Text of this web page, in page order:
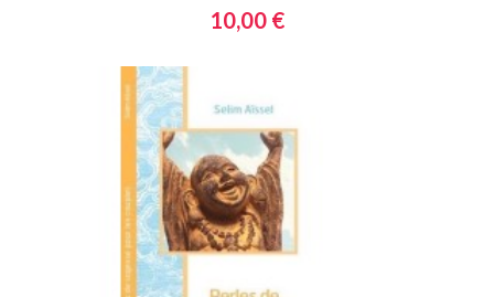
10,00 €